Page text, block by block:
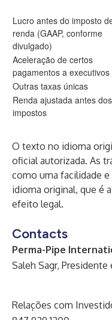
Lucro antes do imposto
renda (GAAP, conforme
divulgado)
Aceleração de certos
pagamentos a executivos
Outras taxas únicas
Renda ajustada antes dos
impostos
O texto no idioma
oficial autorizada. As
como uma facilidade
idioma original, que é
efeito legal.
Contacts
Perma-Pipe
Saleh Sagr, Presidente
Relações com